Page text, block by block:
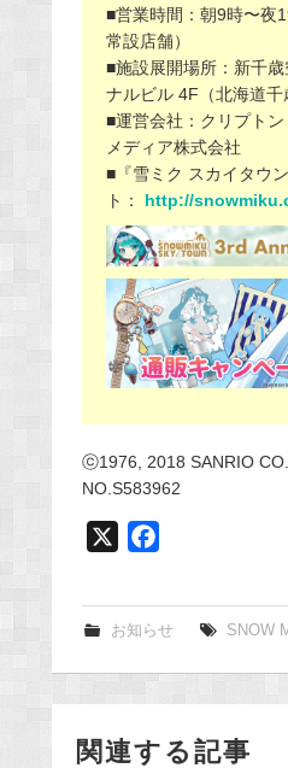
■営業時間：朝9時〜夜
常設店舗）
■施設展開場所：新千歳
ナルビル 4F（北海道千
■運営会社：クリプトン
メディア株式会社
■『雪ミク スカイタウ
ト：
http://
ⓒ1976, 2018 SANRIO
NO.S583962
e
k
お知らせ SNOW
関連する記事